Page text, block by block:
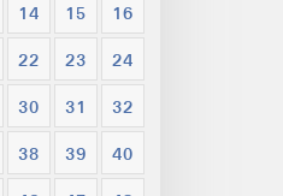
14 15 16
22 23 24
30 31 32
38 39 40